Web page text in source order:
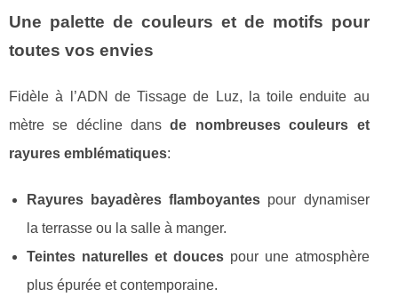
Une palette de couleurs et de motifs pour
toutes vos envies
Fidèle à l’ADN de Tissage de Luz, la toile enduite au
mètre se décline dansde nombreuses couleurs et
rayures emblématiques:
Rayures bayadères flamboyantes pour dynamiser
la terrasse ou la salle à manger.
Teintes naturelles et doucespour une atmosphère
plus épurée et contemporaine.